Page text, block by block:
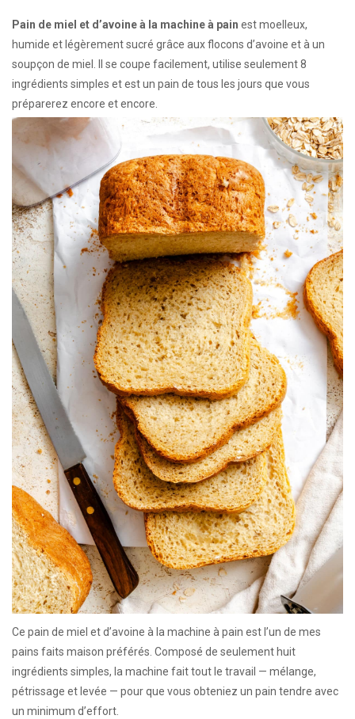
Pain de miel et d’avoine à la machine à pain est moelleux,
humide et légèrement sucré grâce aux flocons d’avoine et à un
soupçon de miel. Il se coupe facilement, utilise seulement 8
ingrédients simples et est un pain de tous les jours que vous
préparerez encore et encore.
Ce pain de miel et d’avoine à la machine à pain est l’un de mes
pains faits maison préférés. Composé de seulement huit
ingrédients simples, la machine fait tout le travail — mélange,
pétrissage et levée — pour que vous obteniez un pain tendre avec
un minimum d’effort.